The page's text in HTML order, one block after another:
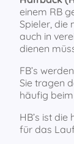
einem RB
Spieler, die
auch in
dienen
FB’s
Sie tragen
häufig
HB’s ist
für das